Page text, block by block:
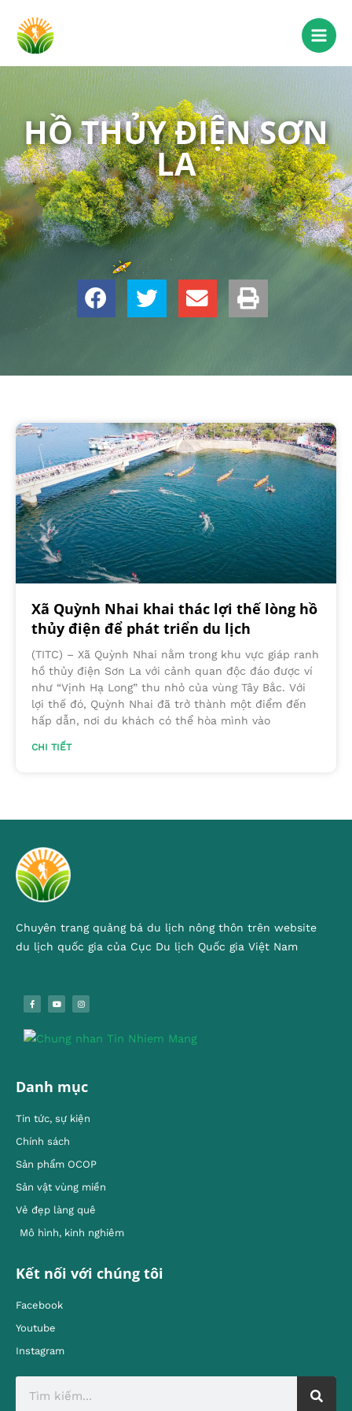
HỒ THỦY ĐIỆN SƠN
LA
Xã Quỳnh Nhai khai thác lợi thế lòng hồ
thủy điện để phát triển du lịch
(TITC) – Xã Quỳnh Nhai nằm trong khu vực giáp ranh
hồ thủy điện Sơn La với cảnh quan độc đáo được ví
như “Vịnh Hạ Long” thu nhỏ của vùng Tây Bắc. Với
lợi thế đó, Quỳnh Nhai đã trở thành một điểm đến
hấp dẫn, nơi du khách có thể hòa mình vào
CHI TIẾT
Chuyên trang quảng bá du lịch nông thôn trên website
du lịch quốc gia của Cục Du lịch Quốc gia Việt Nam
Danh mục
Tin tức, sự kiện
Chính sách
Sản phẩm OCOP
Sản vật vùng miền
Vẻ đẹp làng quê
Mô hình, kinh nghiêm
Kết nối với chúng tôi
Facebook
Youtube
Instagram